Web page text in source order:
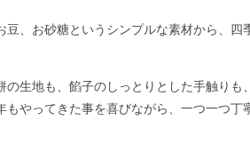
豆、お砂糖というシンプルな素材から、四
の生地も、餡子のしっとりとした手触りも
もやってきた事を喜びながら、一つ一つ丁